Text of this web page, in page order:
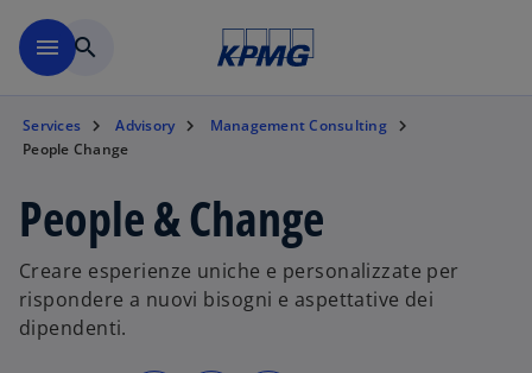
menu search
Services Advisory
Management Consulting
People Change
People & Change
Creare esperienze uniche e personalizzate per
rispondere a nuovi bisogni e aspettative dei
dipendenti.